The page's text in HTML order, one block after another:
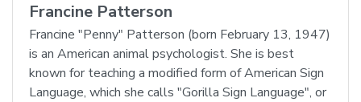
Francine Patterson
Francine "Penny" Patterson (born February 13, 1947)
is an American animal psychologist. She is best
known for teaching a modified form of American Sign
Language, which she calls "Gorilla Sign Language", or